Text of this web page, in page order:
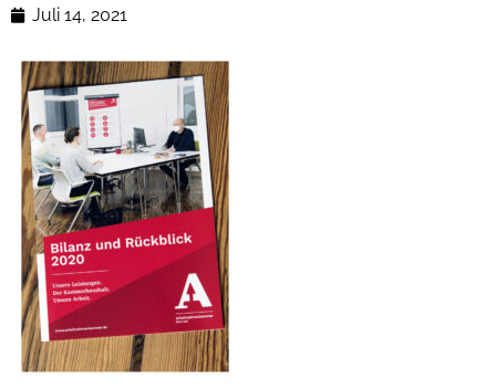
Juli 14, 2021